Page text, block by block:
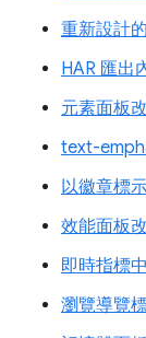
重新設計
HAR 匯出
元素面板
text-
以徽章標
效能面板
即時指標
瀏覽導覽